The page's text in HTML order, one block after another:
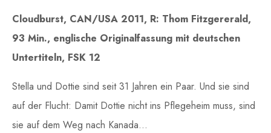
Cloudburst, CAN/USA 2011, R: Thom Fitzgererald,
93 Min., englische Originalfassung mit deutschen
Untertiteln, FSK 12
Stella und Dottie sind seit 31 Jahren ein Paar. Und sie sind
auf der Flucht: Damit Dottie nicht ins Pflegeheim muss, sind
sie auf dem Weg nach Kanada…